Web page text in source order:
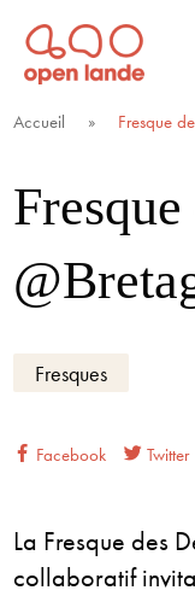
Aller
directement
au
contenu
TERRITOIRES
Open Lande
Entreprises &
Accueil » Fresque
Fresques
Facebook Twitter
La Fresque des
collaboratif